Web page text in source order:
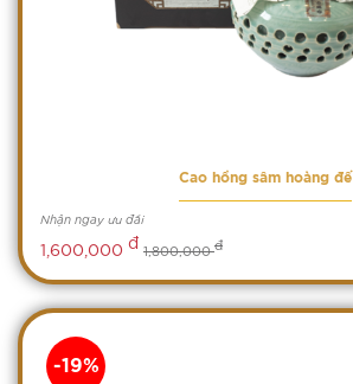
Cao hồng sâm hoàng đế
Nhận ngay ưu đãi
1,600,000 đ 1,800,000đ
-19%